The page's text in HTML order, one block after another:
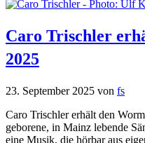
Caro Trischler
2025
23. September 2025 von fs
Caro Trischler erhält den
geborene, in Mainz lebende
eine Musik, die hörbar aus